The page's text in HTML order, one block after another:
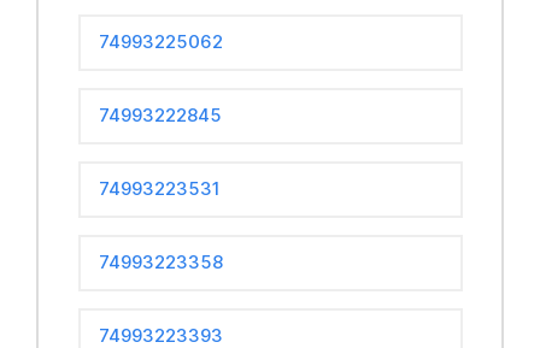
74993225062
74993222845
74993223531
74993223358
74993223393